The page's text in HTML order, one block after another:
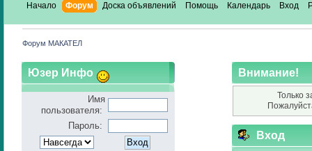
Начало Форум Доска объявлений Помощь Календарь Вход
Форум МАКАТЕЛ
Юзер Инфо
Имя
пользователя:
Пароль:
Внимание!
Только
Вход